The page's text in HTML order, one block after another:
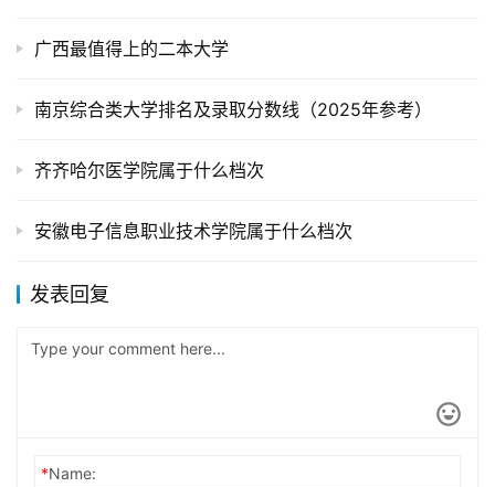
广西最值得上的二本大学
南京综合类大学排名及录取分数线（2025年参考）
齐齐哈尔医学院属于什么档次
安徽电子信息职业技术学院属于什么档次
发表回复
*Name: